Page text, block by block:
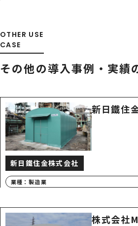
OTHER USE
CASE
その他の導入事例・ 実績
新日鐵住
新日鐵住金株式会社
業種：製造業
株式会社